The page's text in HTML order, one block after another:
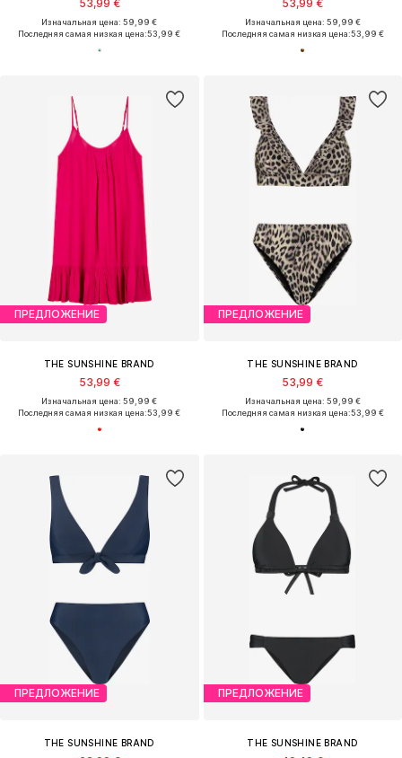
53,99 €
Изначальная цена: 59,99 €
Последняя самая низкая цена:53,99 €
53,99 €
Изначальная цена: 59,99 €
Последняя самая низкая цена:53,99 €
ПРЕДЛОЖЕНИЕ
THE SUNSHINE BRAND
53,99 €
Изначальная цена: 59,99 €
Последняя самая низкая цена:53,99 €
ПРЕДЛОЖЕНИЕ
THE SUNSHINE BRAND
53,99 €
Изначальная цена: 59,99 €
Последняя самая низкая цена:53,99 €
ПРЕДЛОЖЕНИЕ
THE SUNSHINE BRAND
ПРЕДЛОЖЕНИЕ
THE SUNSHINE BRAND